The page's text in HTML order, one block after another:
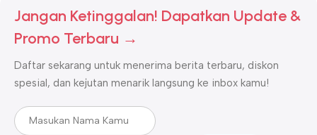
Jangan Ketinggalan! Dapatkan Update &
Promo Terbaru →
Daftar sekarang untuk menerima berita terbaru, diskon
spesial, dan kejutan menarik langsung ke inbox kamu!